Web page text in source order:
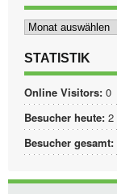
Archiv
STATISTIK
Online Visitors: 0
Besucher heute: 2
Besucher gesamt: